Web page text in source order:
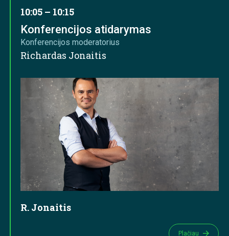
10:05 – 10:15
Konferencijos atidarymas
Konferencijos moderatorius
Richardas Jonaitis
R. Jonaitis
Plačiau